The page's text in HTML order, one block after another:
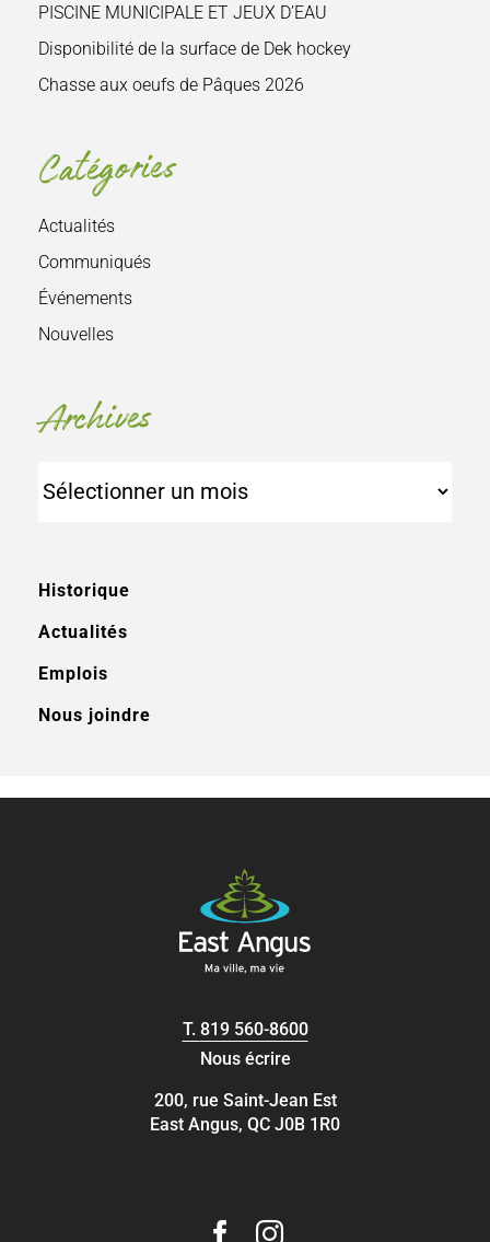
PISCINE MUNICIPALE ET JEUX D’EAU
Disponibilité de la surface de Dek hockey
Chasse aux oeufs de Pâques 2026
Catégories
Actualités
Communiqués
Événements
Nouvelles
Archives
Historique
Actualités
Emplois
Nous joindre
T. 819 560-8600
Nous écrire
200, rue Saint-Jean Est
East Angus, QC J0B 1R0